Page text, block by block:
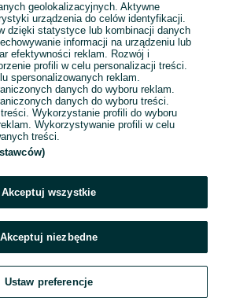
na stronę główną
geolokalizacyjnych. Aktywne
urządzenia do celów identyfikacji.
dzięki statystyce lub kombinacji danych
informacji na urządzeniu lub
efektywności reklam. Rozwój i
profili w celu personalizacji treści.
spersonalizowanych reklam.
danych do wyboru reklam.
danych do wyboru treści.
Wykorzystanie profili do wyboru
Wykorzystywanie profili w celu
treści.
Akceptuj wszystkie
Akceptuj niezbędne
Ustaw preferencje